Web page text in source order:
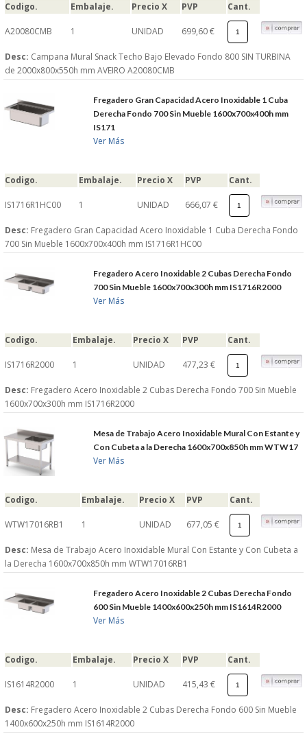
Codigo. Embalaje. Precio X PVP Cant.
A20080CMB 1 UNIDAD 699,60 €
Desc: Campana Mural Snack Techo Bajo Elevado Fondo 800 SIN TURBINA
de 2000x800x550h mm AVEIRO A20080CMB
Fregadero Gran Capacidad Acero Inoxidable 1 Cuba
Derecha Fondo 700 Sin Mueble 1600x700x400h mm
IS171
Ver Más
Codigo. Embalaje. Precio X PVP Cant.
IS1716R1HC00 1 UNIDAD 666,07 €
Desc: Fregadero Gran Capacidad Acero Inoxidable 1 Cuba Derecha Fondo
700 Sin Mueble 1600x700x400h mm IS1716R1HC00
Fregadero Acero Inoxidable 2 Cubas Derecha Fondo
700 Sin Mueble 1600x700x300h mm IS1716R2000
Ver Más
Codigo. Embalaje. Precio X PVP Cant.
IS1716R2000 1 UNIDAD 477,23 €
Desc: Fregadero Acero Inoxidable 2 Cubas Derecha Fondo 700 Sin Mueble
1600x700x300h mm IS1716R2000
Mesa de Trabajo Acero Inoxidable Mural Con Estante y
Con Cubeta a la Derecha 1600x700x850h mm WTW17
Ver Más
Codigo. Embalaje. Precio X PVP Cant.
WTW17016RB1 1 UNIDAD 677,05 €
Desc: Mesa de Trabajo Acero Inoxidable Mural Con Estante y Con Cubeta a
la Derecha 1600x700x850h mm WTW17016RB1
Fregadero Acero Inoxidable 2 Cubas Derecha Fondo
600 Sin Mueble 1400x600x250h mm IS1614R2000
Ver Más
Codigo. Embalaje. Precio X PVP Cant.
IS1614R2000 1 UNIDAD 415,43 €
Desc: Fregadero Acero Inoxidable 2 Cubas Derecha Fondo 600 Sin Mueble
1400x600x250h mm IS1614R2000